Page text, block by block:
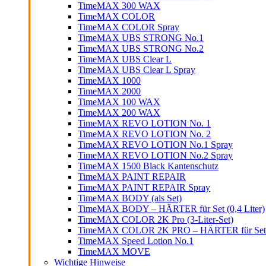
TimeMAX 300 WAX
TimeMAX COLOR
TimeMAX COLOR Spray
TimeMAX UBS STRONG No.1
TimeMAX UBS STRONG No.2
TimeMAX UBS Clear L
TimeMAX UBS Clear L Spray
TimeMAX 1000
TimeMAX 2000
TimeMAX 100 WAX
TimeMAX 200 WAX
TimeMAX REVO LOTION No. 1
TimeMAX REVO LOTION No. 2
TimeMAX REVO LOTION No.1 Spray
TimeMAX REVO LOTION No.2 Spray
TimeMAX 1500 Black Kantenschutz
TimeMAX PAINT REPAIR
TimeMAX PAINT REPAIR Spray
TimeMAX BODY (als Set)
TimeMAX BODY – HÄRTER für Set (0,4 Liter)
TimeMAX COLOR 2K Pro (3-Liter-Set)
TimeMAX COLOR 2K PRO – HÄRTER für
TimeMAX Speed Lotion No.1
TimeMAX MOVE
Wichtige Hinweise